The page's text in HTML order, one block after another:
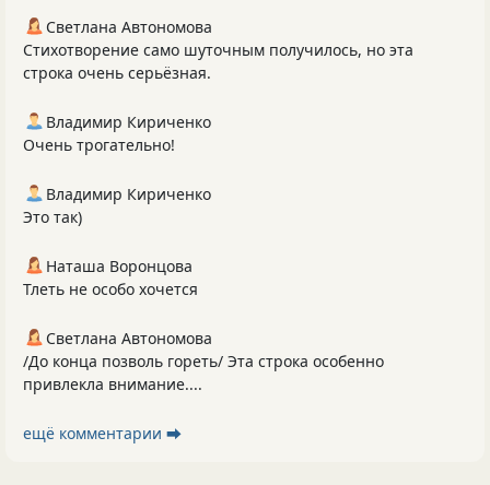
Светлана Автономова
Стихотворение само шуточным получилось, но эта
строка очень серьёзная.
Владимир Кириченко
Очень трогательно!
Владимир Кириченко
Это так)
Наташа Воронцова
Тлеть не особо хочется
Светлана Автономова
/До конца позволь гореть/ Эта строка особенно
привлекла внимание....
ещё комментарии ⮕